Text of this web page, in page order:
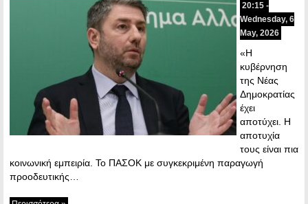
20:15 -
Wednesday, 6
May, 2026
«Η
κυβέρνηση
της Νέας
Δημοκρατίας
έχει
αποτύχει. Η
αποτυχία
τους είναι πια
κοινωνική εμπειρία. Το ΠΑΣΟΚ με συγκεκριμένη παραγωγή
προοδευτικής…